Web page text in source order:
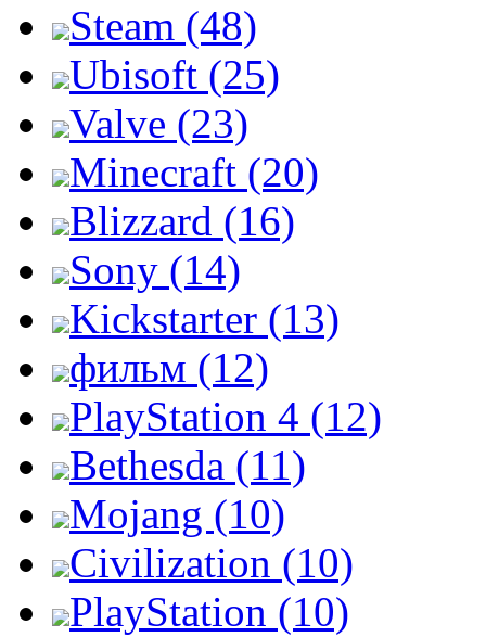
Steam (48)
Ubisoft (25)
Valve (23)
Minecraft (20)
Blizzard (16)
Sony (14)
Kickstarter (13)
фильм (12)
PlayStation 4 (12)
Bethesda (11)
Mojang (10)
Civilization (10)
PlayStation (10)